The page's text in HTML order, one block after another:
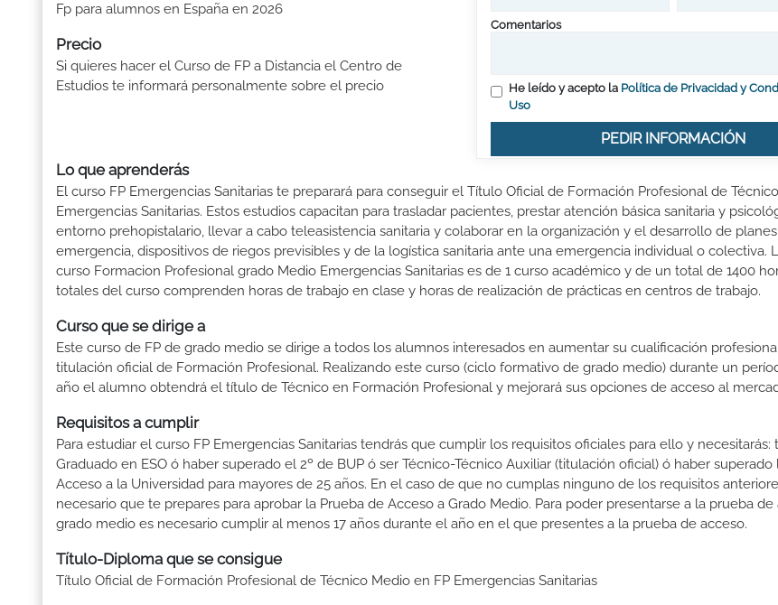
Fp para alumnos en España en 2026
Precio
Si quieres hacer el Curso de FP a Distancia el Centro de
Estudios te informará personalmente sobre el precio
Comentarios
He leído y acepto la Política de Privacidad y
Uso
PEDIR INFORMACIÓN
Lo que aprenderás
El curso FP Emergencias Sanitarias te preparará para conseguir el Título Oficial de Formación Profesional de
Emergencias Sanitarias. Estos estudios capacitan para trasladar pacientes, prestar atención básica sanitaria y
entorno prehopistalario, llevar a cabo teleasistencia sanitaria y colaborar en la organización y el desarrollo de
emergencia, dispositivos de riegos previsibles y de la logística sanitaria ante una emergencia individual o colectiva.
curso Formacion Profesional grado Medio Emergencias Sanitarias es de 1 curso académico y de un total de 1400
totales del curso comprenden horas de trabajo en clase y horas de realización de prácticas en centros de trabajo.
Curso que se dirige a
Este curso de FP de grado medio se dirige a todos los alumnos interesados en aumentar su cualificación
titulación oficial de Formación Profesional. Realizando este curso (ciclo formativo de grado medio) durante un
año el alumno obtendrá el título de Técnico en Formación Profesional y mejorará sus opciones de acceso al
Requisitos a cumplir
Para estudiar el curso FP Emergencias Sanitarias tendrás que cumplir los requisitos oficiales para ello y necesitarás:
Graduado en ESO ó haber superado el 2º de BUP ó ser Técnico-Técnico Auxiliar (titulación oficial) ó haber superado
Acceso a la Universidad para mayores de 25 años. En el caso de que no cumplas ninguno de los requisitos
necesario que te prepares para aprobar la Prueba de Acceso a Grado Medio. Para poder presentarse a la prueba de
grado medio es necesario cumplir al menos 17 años durante el año en el que presentes a la prueba de acceso.
Título-Diploma que se consigue
Título Oficial de Formación Profesional de Técnico Medio en FP Emergencias Sanitarias